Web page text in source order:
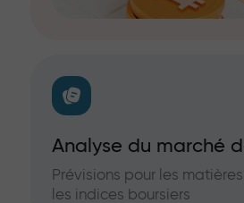
Analyse du marché
Prévisions pour les
les indices boursiers